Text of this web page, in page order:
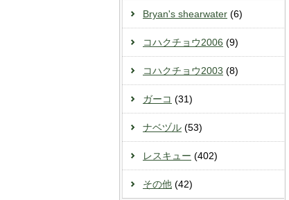
Bryan's shearwater (6)
コハクチョウ2006 (9)
コハクチョウ2003 (8)
ガーコ (31)
ナベヅル (53)
レスキュー (402)
その他 (42)